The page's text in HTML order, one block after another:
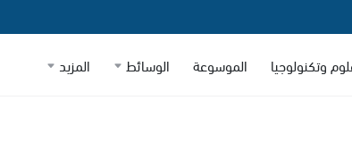
وتكنولوجيا الموسوعة الوسائط المزيد